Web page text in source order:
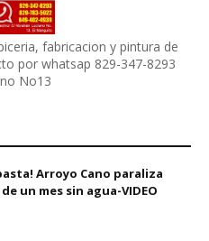
fabricacion y pintura de
por whatsap 829-347-8293
No13
Arroyo Cano paraliza
un mes sin agua-VIDEO